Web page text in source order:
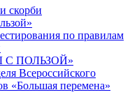
скорби
по правилам
ПОЛЬЗОЙ»
Всероссийского
«Большая перемена»